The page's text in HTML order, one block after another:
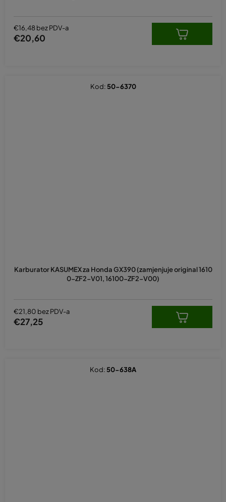
€16,48 bez PDV-a
€20,60
Karburator KASUMEX za Honda GX390 (zamjenjuje original 1610
0-ZF2-V01, 16100-ZF2-V00)
€21,80 bez PDV-a
€27,25
Kod: 50-6370
Kod: 50-638A